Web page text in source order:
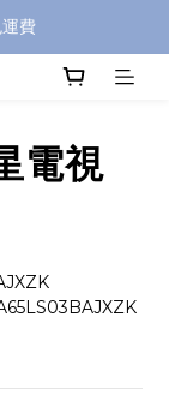
費
費
電視